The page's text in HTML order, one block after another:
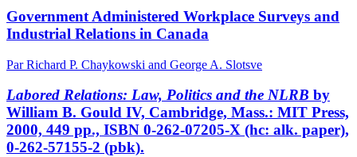
Government Administered Workplace Surveys and
Industrial Relations in Canada
Par Richard P. Chaykowski and George A. Slotsve
Labored Relations: Law, Politics and the NLRB by
William B. Gould IV, Cambridge, Mass.: MIT Press,
2000, 449 pp., ISBN 0-262-07205-X (hc: alk. paper),
0-262-57155-2 (pbk).